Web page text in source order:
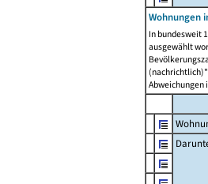
Wohnungen
In bundesweit
ausgewählt
Abweichungen